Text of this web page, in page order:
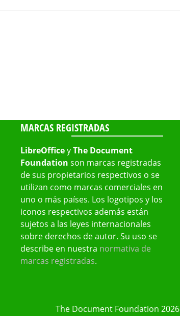
MARCAS REGISTRADAS
LibreOfficeyThe Document
Foundation son marcas registradas
de sus propietarios respectivos o se
utilizan como marcas comerciales en
uno o más países. Los logotipos y los
iconos respectivos además están
sujetos a las leyes internacionales
sobre derechos de autor. Su uso se
describe en nuestra normativa de
marcas registradas.
The Document Foundation 2026